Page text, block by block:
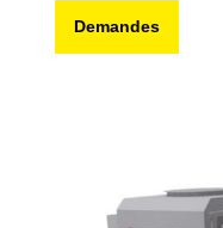
Demandes